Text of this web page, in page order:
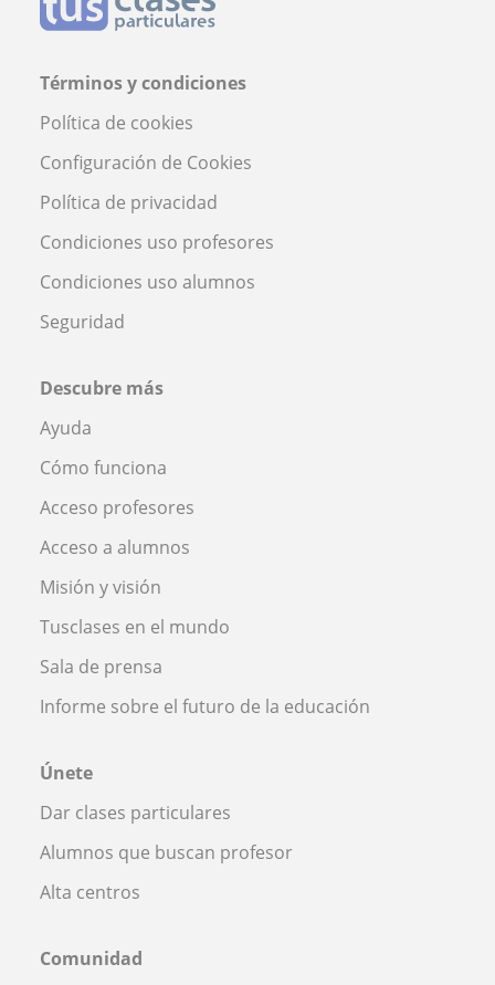
Términos y condiciones
Política de cookies
Configuración de Cookies
Política de privacidad
Condiciones uso profesores
Condiciones uso alumnos
Seguridad
Descubre más
Ayuda
Cómo funciona
Acceso profesores
Acceso a alumnos
Misión y visión
Tusclases en el mundo
Sala de prensa
Informe sobre el futuro de la educación
Únete
Dar clases particulares
Alumnos que buscan profesor
Alta centros
Comunidad